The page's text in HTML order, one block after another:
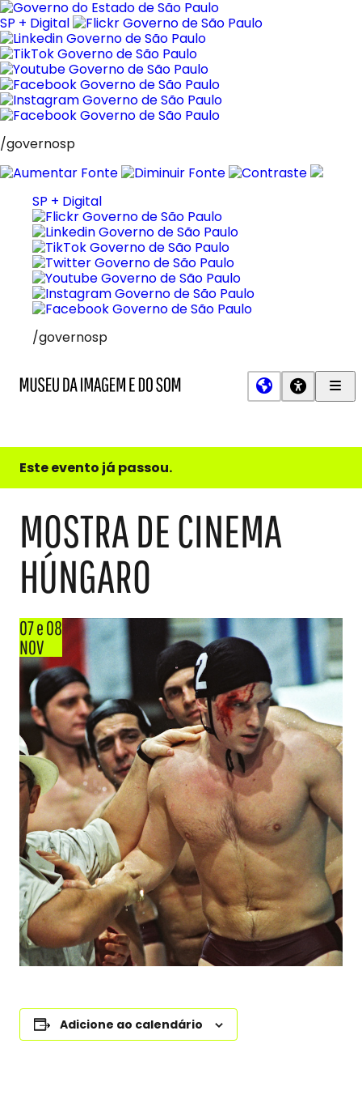
Pular
para
o
conteúdo
SP + Digital
/governosp
SP + Digital
/governosp
e
do
Este evento já passou.
MOSTRA DE CINEMA
HÚNGARO
07 e 08
NOV
Adicione ao calendário